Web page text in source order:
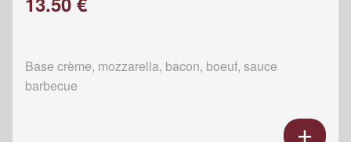
Base crème, mozzarella, bacon, boeuf, sauce
barbecue